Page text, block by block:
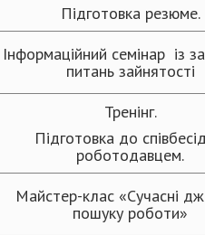
Підготовка резюме.
Інформаційний семінар із
питань зайнятості
Тренінг.
Підготовка до
роботодавцем.
Майстер-клас «Сучасні
пошуку роботи»